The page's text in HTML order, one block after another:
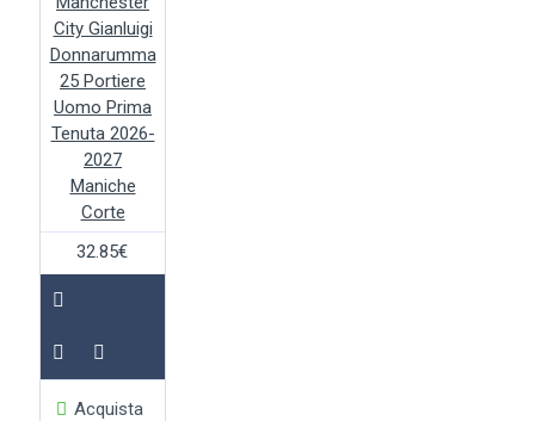
City Gianluigi
Donnarumma
25 Portiere
Uomo Prima
Tenuta 2026-
2027
Maniche
Corte
32.85€
Acquista